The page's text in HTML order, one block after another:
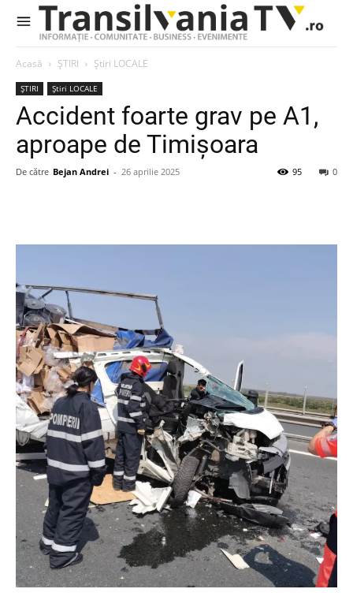
Acasă ȘTIRI Știri LOCALE
ȘTIRI Știri LOCALE
Accident foarte grav pe A1,
aproape de Timișoara
De către Bejan Andrei - 26 aprilie 2025 0
95